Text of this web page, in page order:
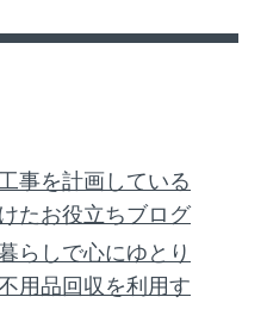
事を計画している
たお役立ちブログ
らしで心にゆとり
用品回収を利用す